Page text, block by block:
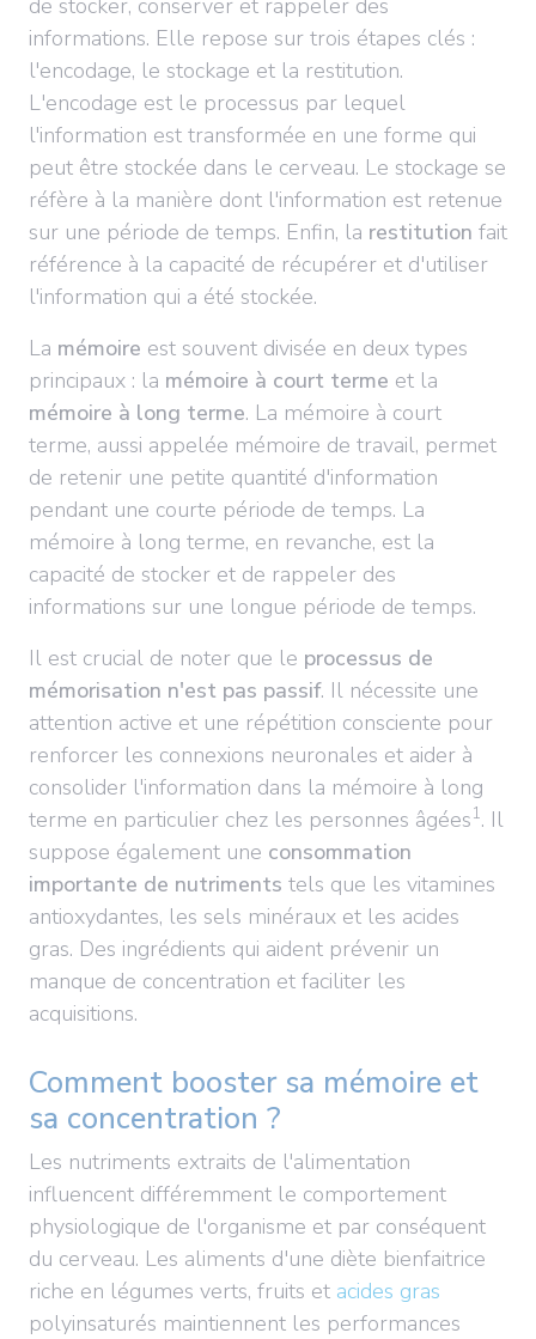
de stocker, conserver et rappeler des
informations. Elle repose sur trois étapes clés :
l'encodage, le stockage et la restitution.
L'encodage est le processus par lequel
l'information est transformée en une forme qui
peut être stockée dans le cerveau. Le stockage se
réfère à la manière dont l'information est retenue
sur une période de temps. Enfin, la restitution fait
référence à la capacité de récupérer et d'utiliser
l'information qui a été stockée.
La mémoire est souvent divisée en deux types
principaux : la mémoire à court terme et la
mémoire à long terme. La mémoire à court
terme, aussi appelée mémoire de travail, permet
de retenir une petite quantité d'information
pendant une courte période de temps. La
mémoire à long terme, en revanche, est la
capacité de stocker et de rappeler des
informations sur une longue période de temps.
Il est crucial de noter que le processus de
mémorisation n'est pas passif. Il nécessite une
attention active et une répétition consciente pour
renforcer les connexions neuronales et aider à
consolider l'information dans la mémoire à long
terme en particulier chez les personnes âgées1. Il
suppose également une consommation
importante de nutriments tels que les vitamines
antioxydantes, les sels minéraux et les acides
gras. Des ingrédients qui aident prévenir un
manque de concentration et faciliter les
acquisitions.
Comment booster sa mémoire et
sa concentration ?
Les nutriments extraits de l'alimentation
influencent différemment le comportement
physiologique de l'organisme et par conséquent
du cerveau. Les aliments d'une diète bienfaitrice
riche en légumes verts, fruits et acides gras
polyinsaturés maintiennent les performances